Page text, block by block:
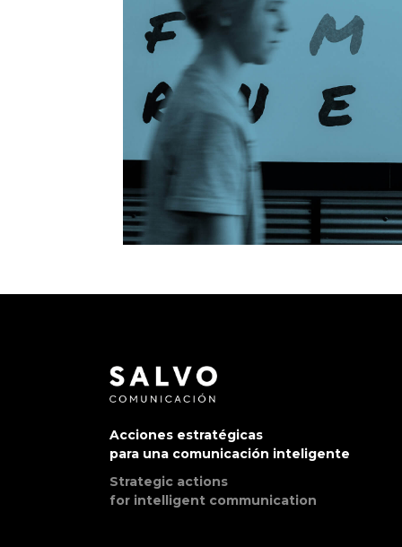
Acciones estratégicas
para una comunicación inteligente
Strategic actions
for intelligent communication